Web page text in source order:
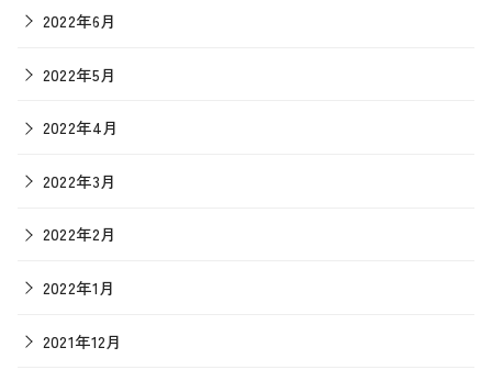
2022年6月
2022年5月
2022年4月
2022年3月
2022年2月
2022年1月
2021年12月